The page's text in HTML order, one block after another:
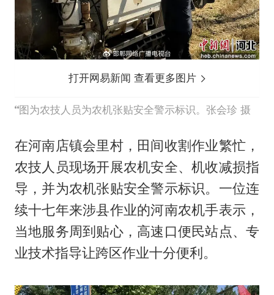
打开网易新闻 查看更多图片
图为农技人员为农机张贴安全警示标识。张会珍 摄
在河南店镇会里村，田间收割作业繁忙，
农技人员现场开展农机安全、机收减损指
导，并为农机张贴安全警示标识。一位连
续十七年来涉县作业的河南农机手表示，
当地服务周到贴心，高速口便民站点、专
业技术指导让跨区作业十分便利。